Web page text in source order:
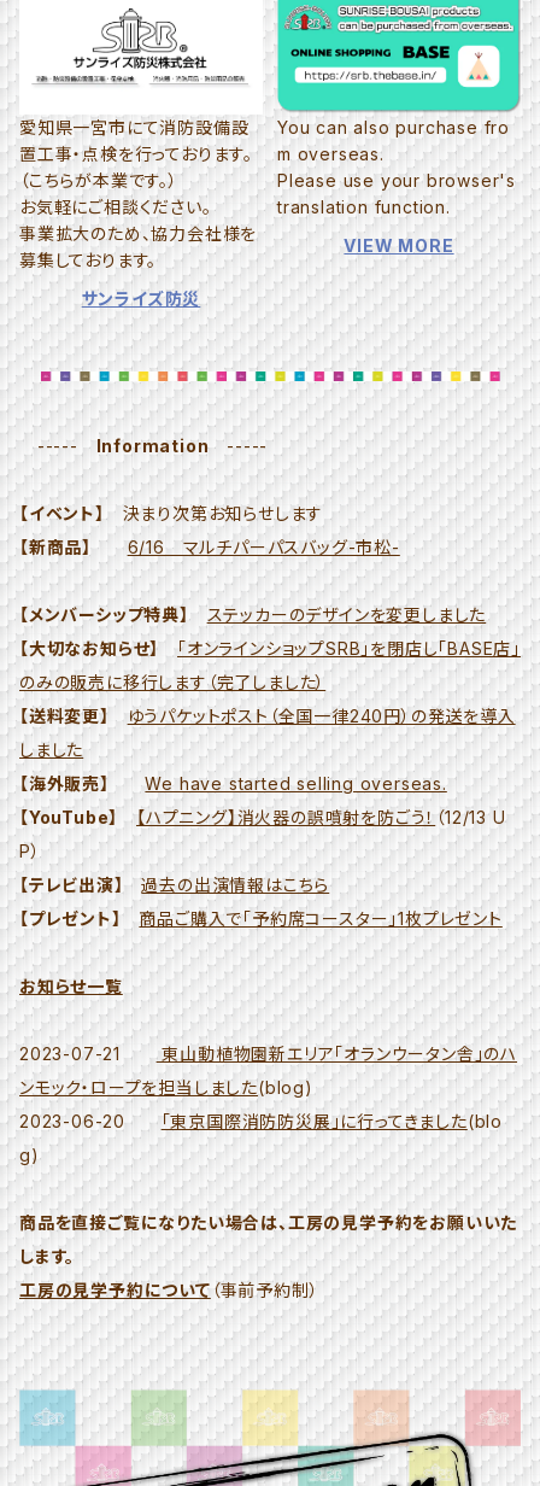
愛知県一宮市にて消防設備設
置工事・点検を行っております。
（こちらが本業です。）
お気軽にご相談ください。
事業拡大のため、協力会社様を
募集しております。
サンライズ防災
You can also purchase fro
m overseas.
Please use your browser's
translation function.
VIEW MORE
----- Information -----
【イベント】
決まり次第お知らせします
【新商品】6/16 マルチパーパスバッグ-市松-
【メンバーシップ特典】 ステッカーのデザインを変更しました
【大切なお知らせ】
「オンラインショップSRB」を閉店し「BASE店」
のみの販売に移行します（完了しました）
【送料変更】
ゆうパケットポスト（全国一律240円）の発送を導入
しました
【海外販売】
We have started selling overseas.
【YouTube】 【ハプニング】消火器の誤噴射を防ごう！ （12/13 U
P）
【テレビ出演】過去の出演情報はこちら
【プレゼント】 商品ご購入で「予約席コースター」1枚プレゼント
お知らせ一覧
2023-07-21 東山動植物園新エリア「オランウータン舎」のハ
ンモック・ロープを担当しました(blog)
2023-06-20 「東京国際消防防災展」に行ってきました(blo
g)
商品を直接ご覧になりたい場合は、工房の見学予約をお願いいた
します。
工房の見学予約について （事前予約制）